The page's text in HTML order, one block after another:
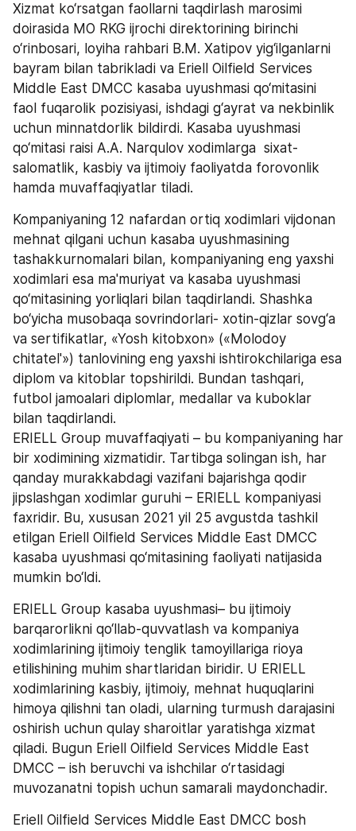
Xizmat ko‘rsatgan faollarni taqdirlash marosimi
doirasida MO RKG ijrochi direktorining birinchi
o‘rinbosari, loyiha rahbari B.M. Xatipov yig‘ilganlarni
bayram bilan tabrikladi va Eriell Oilfield Services
Middle East DMCC kasaba uyushmasi qo‘mitasini
faol fuqarolik pozisiyasi, ishdagi g‘ayrat va nekbinlik
uchun minnatdorlik bildirdi. Kasaba uyushmasi
qo‘mitasi raisi A.A. Narqulov xodimlarga  sixat-
salomatlik, kasbiy va ijtimoiy faoliyatda forovonlik
hamda muvaffaqiyatlar tiladi.
Kompaniyaning 12 nafardan ortiq xodimlari vijdonan
mehnat qilgani uchun kasaba uyushmasining
tashakkurnomalari bilan, kompaniyaning eng yaxshi
xodimlari esa ma'muriyat va kasaba uyushmasi
qo‘mitasining yorliqlari bilan taqdirlandi. Shashka
bo‘yicha musobaqa sovrindorlari- xotin-qizlar sovg‘a
va sertifikatlar, «Yosh kitobxon» («Molodoy
chitatel'») tanlovining eng yaxshi ishtirokchilariga esa
diplom va kitoblar topshirildi. Bundan tashqari,
futbol jamoalari diplomlar, medallar va kuboklar
bilan taqdirlandi.
ERIELL Group muvaffaqiyati – bu kompaniyaning har
bir xodimining xizmatidir. Tartibga solingan ish, har
qanday murakkabdagi vazifani bajarishga qodir
jipslashgan xodimlar guruhi – ERIELL kompaniyasi
faxridir. Bu, xususan 2021 yil 25 avgustda tashkil
etilgan Eriell Oilfield Services Middle East DMCC
kasaba uyushmasi qo‘mitasining faoliyati natijasida
mumkin bo‘ldi.
ERIELL Group kasaba uyushmasi– bu ijtimoiy
barqarorlikni qo‘llab-quvvatlash va kompaniya
xodimlarining ijtimoiy tenglik tamoyillariga rioya
etilishining muhim shartlaridan biridir. U ERIELL
xodimlarining kasbiy, ijtimoiy, mehnat huquqlarini
himoya qilishni tan oladi, ularning turmush darajasini
oshirish uchun qulay sharoitlar yaratishga xizmat
qiladi. Bugun Eriell Oilfield Services Middle East
DMCC – ish beruvchi va ishchilar o‘rtasidagi
muvozanatni topish uchun samarali maydonchadir.
Eriell Oilfield Services Middle East DMCC bosh